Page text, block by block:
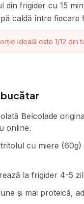
din frigider cu 15
caldă între fiecare
ideală este 1/12 din
Belcolade
online.
cu miere
la frigider 4-5
și mai proteică,